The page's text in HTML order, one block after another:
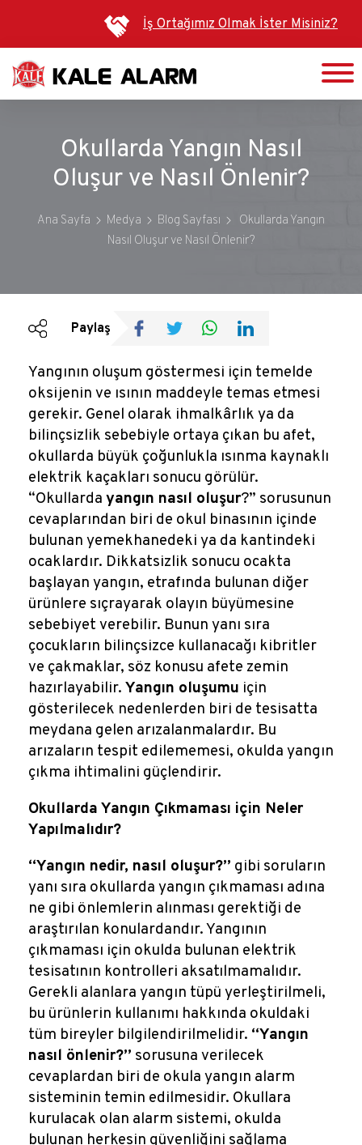
atla
İş Ortağımız Olmak İster Misiniz?
Okullarda Yangın Nasıl
Oluşur ve Nasıl Önlenir?
Ana Sayfa Medya Blog Sayfası
Okullarda Yangın
Nasıl Oluşur ve Nasıl Önlenir?
Bültenler
Reklamlar
Kalem Dergisi
Blog
Paylaş
Yangının oluşum göstermesi için temelde
oksijenin ve ısının maddeyle temas etmesi
gerekir. Genel olarak ihmalkârlık ya da
bilinçsizlik sebebiyle ortaya çıkan bu afet,
okullarda büyük çoğunlukla ısınma kaynaklı
elektrik kaçakları sonucu görülür.
“Okullarda yangın nasıl oluşur?” sorusunun
cevaplarından biri de okul binasının içinde
bulunan yemekhanedeki ya da kantindeki
ocaklardır. Dikkatsizlik sonucu ocakta
başlayan yangın, etrafında bulunan diğer
ürünlere sıçrayarak olayın büyümesine
sebebiyet verebilir. Bunun yanı sıra
çocukların bilinçsizce kullanacağı kibritler
ve çakmaklar, söz konusu afete zemin
hazırlayabilir. Yangın oluşumu için
gösterilecek nedenlerden biri de tesisatta
meydana gelen arızalanmalardır. Bu
arızaların tespit edilememesi, okulda yangın
çıkma ihtimalini güçlendirir.
Okullarda Yangın Çıkmaması için Neler
Yapılmalıdır?
“Yangın nedir, nasıl oluşur?” gibi soruların
yanı sıra okullarda yangın çıkmaması adına
ne gibi önlemlerin alınması gerektiği de
araştırılan konulardandır. Yangının
çıkmaması için okulda bulunan elektrik
tesisatının kontrolleri aksatılmamalıdır.
Gerekli alanlara yangın tüpü yerleştirilmeli,
bu ürünlerin kullanımı hakkında okuldaki
tüm bireyler bilgilendirilmelidir. “Yangın
nasıl önlenir?” sorusuna verilecek
cevaplardan biri de okula yangın alarm
sisteminin temin edilmesidir. Okullara
kurulacak olan alarm sistemi, okulda
bulunan herkesin güvenliğini sağlama